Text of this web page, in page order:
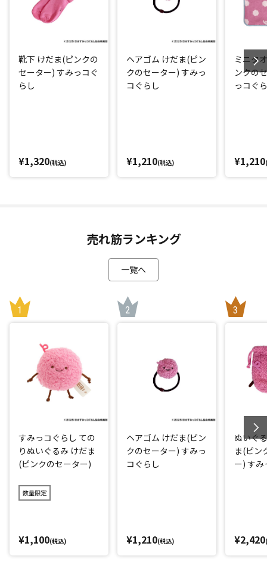
靴下 けだま(ピンクの
セーター) すみっコぐ
らし
¥1,320(税込)
ヘアゴム けだま(ピン
クのセーター) すみっ
コぐらし
¥1,210(税込)
ミニタ
ンクの
っコぐ
¥1,210
売れ筋ランキング
一覧へ
すみっコぐらし ての
りぬいぐるみ けだま
(ピンクのセーター)
数量限定
¥1,100(税込)
ヘアゴム けだま(ピン
クのセーター) すみっ
コぐらし
¥1,210(税込)
ぬいぐ
ま(ピン
ー) すみ
¥2,420